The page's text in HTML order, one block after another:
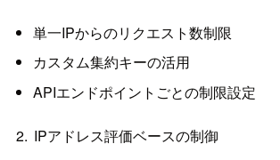
単一IPからのリクエスト数制限
カスタム集約キーの活用
APIエンドポイントごとの制限設定
IPアドレス評価ベースの制御